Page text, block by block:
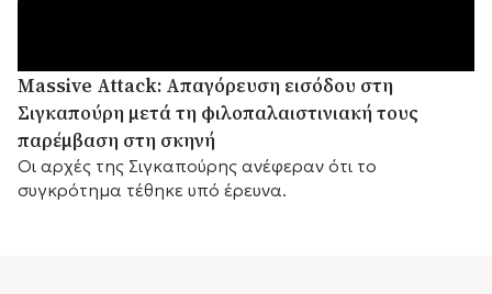
Massive Attack: Απαγόρευση εισόδου στη
Σιγκαπούρη μετά τη φιλοπαλαιστινιακή τους
παρέμβαση στη σκηνή
Οι αρχές της Σιγκαπούρης ανέφεραν ότι το
συγκρότημα τέθηκε υπό έρευνα.